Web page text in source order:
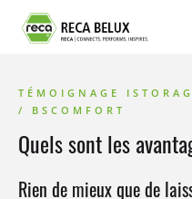
TÉMOIGNAGE
/ BSCOMFORT
Quels sont les
Rien de mieux que de